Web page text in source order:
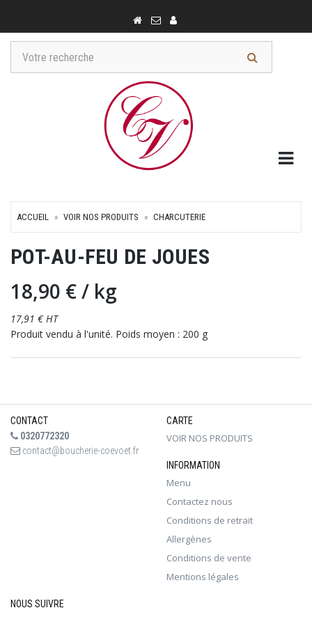
ACCUEIL VOIR NOS PRODUITS CHARCUTERIE
POT-AU-FEU DE JOUES
18,90 €/ kg
17,91 € HT
Produit vendu à l'unité. Poids moyen : 200 g
CONTACT
0320772320
contact@boucherie-coevoet.fr
CARTE
VOIR NOS PRODUITS
INFORMATION
Menu
Contactez nous
Conditions de retrait
Allergènes
Conditions de vente
Mentions légales
NOUS SUIVRE